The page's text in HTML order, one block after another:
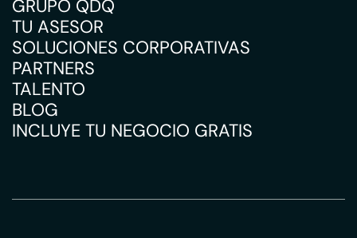
GRUPO QDQ
TU ASESOR
SOLUCIONES CORPORATIVAS
PARTNERS
TALENTO
BLOG
INCLUYE TU NEGOCIO GRATIS